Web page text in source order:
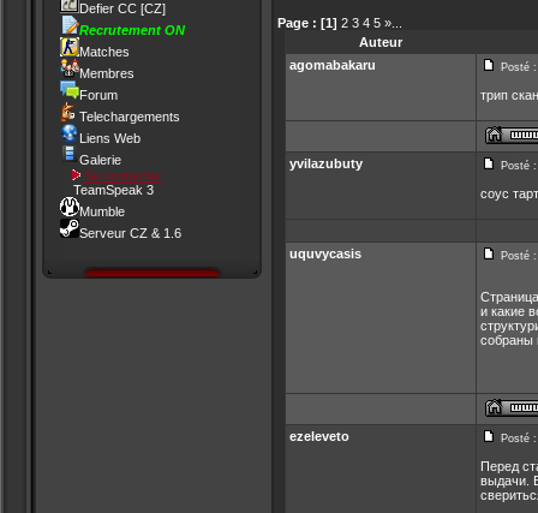
Defier CC [CZ]
Recrutement ON
Matches
Membres
Forum
Telechargements
Liens Web
Galerie
Se connecter
TeamSpeak 3
Mumble
Serveur CZ & 1.6
Page : [1] 2 3 4 5 »
Auteur
agomabakaru
Posté :
трип скан
yvilazubuty Posté :
соус
uquvycasis Posté :
и какие
собраны
ezeleveto Posté :
Перед
выдачи.